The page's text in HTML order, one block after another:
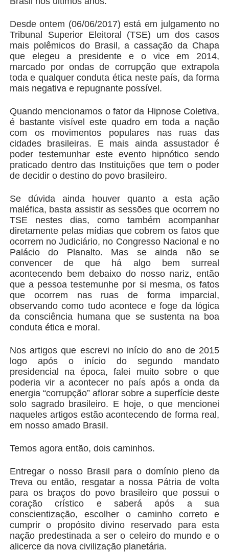
Desde ontem (06/06/2017) está em julgamento no
Tribunal Superior Eleitoral (TSE) um dos casos
mais polêmicos do Brasil, a cassação da Chapa
que elegeu a presidente e o vice em 2014,
marcado por ondas de corrupção que extrapola
toda e qualquer conduta ética neste país, da forma
mais negativa e repugnante possível.
Quando mencionamos o fator da Hipnose Coletiva,
é bastante visível este quadro em toda a nação
com os movimentos populares nas ruas das
cidades brasileiras. E mais ainda assustador é
poder testemunhar este evento hipnótico sendo
praticado dentro das Instituições que tem o poder
de decidir o destino do povo brasileiro.
Se dúvida ainda houver quanto a esta ação
maléfica, basta assistir as sessões que ocorrem no
TSE nestes dias, como também acompanhar
diretamente pelas mídias que cobrem os fatos que
ocorrem no Judiciário, no Congresso Nacional e no
Palácio do Planalto. Mas se ainda não se
convencer de que há algo bem surreal
acontecendo bem debaixo do nosso nariz, então
que a pessoa testemunhe por si mesma, os fatos
que ocorrem nas ruas de forma imparcial,
observando como tudo acontece e foge da lógica
da consciência humana que se sustenta na boa
conduta ética e moral.
Nos artigos que escrevi no início do ano de 2015
logo após o início do segundo mandato
presidencial na época, falei muito sobre o que
poderia vir a acontecer no país após a onda da
energia “corrupção” aflorar sobre a superfície deste
solo sagrado brasileiro. E hoje, o que mencionei
naqueles artigos estão acontecendo de forma real,
em nosso amado Brasil.
Temos agora então, dois caminhos.
Entregar o nosso Brasil para o domínio pleno da
Treva ou então, resgatar a nossa Pátria de volta
para os braços do povo brasileiro que possui o
coração crístico e saberá após a sua
conscientização, escolher o caminho correto e
cumprir o propósito divino reservado para esta
nação predestinada a ser o celeiro do mundo e o
alicerce da nova civilização planetária.